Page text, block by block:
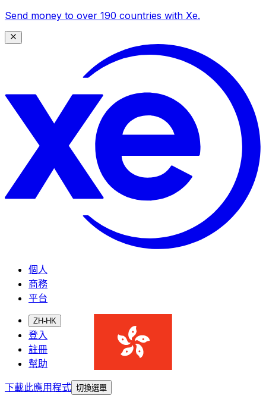
Send money to over 190 countries with Xe.
個人
商務
平台
ZH-HK
登入
註冊
幫助
下載此應用程式 切換選單